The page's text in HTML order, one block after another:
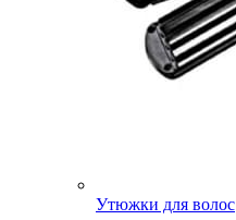
Утюжки для волос